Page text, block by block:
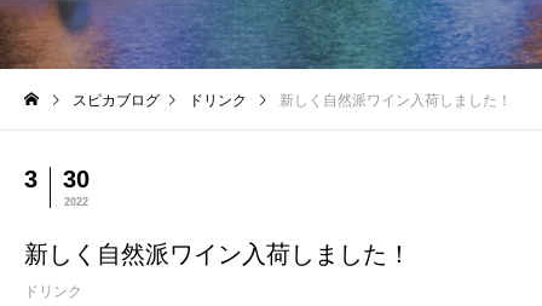
スピカブログ ドリンク 新しく自然派ワイン入荷しました！
3 30
2022
新しく自然派ワイン入荷しました！
ドリンク